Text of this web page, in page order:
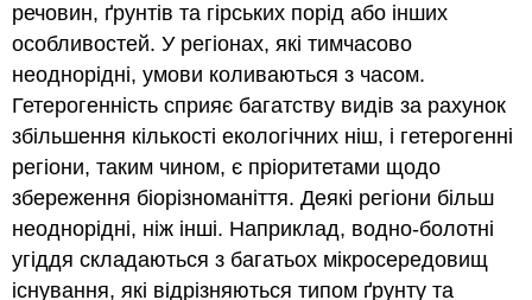
речовин, ґрунтів та гірських порід або інших
особливостей. У регіонах, які тимчасово
неоднорідні, умови коливаються з часом.
Гетерогенність сприяє багатству видів за рахунок
збільшення кількості екологічних ніш, і гетерогенні
регіони, таким чином, є пріоритетами щодо
збереження біорізноманіття. Деякі регіони більш
неоднорідні, ніж інші. Наприклад, водно-болотні
угіддя складаються з багатьох мікросередовищ
існування, які відрізняються типом ґрунту та